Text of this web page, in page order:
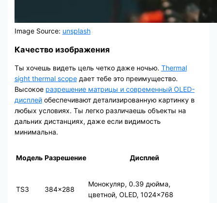
Image Source: unsplash
Качество изображения
Ты хочешь видеть цель четко даже ночью. Thermal
sight thermal scopeдает тебе это преимущество.
Высокое разрешение матрицы и современный OLED-
дисплейобеспечивают детализированную картинку в
любых условиях. Ты легко различаешь объекты на
дальних дистанциях, даже если видимость
минимальна.
Модель Разрешение Дисплей
TS3 384×288
Монокуляр, 0.39 дюйма,
цветной, OLED, 1024×768